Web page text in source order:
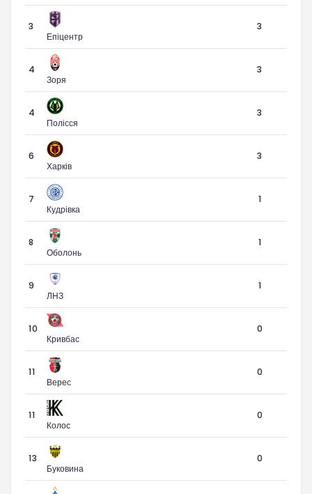
3
Епіцентр
3
4
Зоря
3
4
Полісся
3
6
Харків
3
7
Кудрівка
1
8
Оболонь
1
9
ЛНЗ
1
10
Кривбас
0
11
Верес
0
11
Колос
0
13
Буковина
0